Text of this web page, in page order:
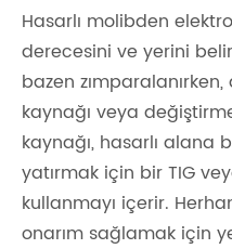
Hasarlı molibden
derecesini ve yerini
bazen
kaynağı veya
kaynağı, hasarlı alana
yatırmak için bir TIG
kullanmayı içerir.
onarım sağlamak için